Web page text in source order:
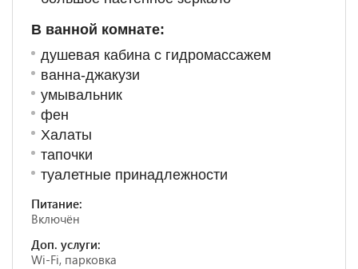
В ванной комнате:
душевая кабина с гидромассажем
ванна-джакузи
умывальник
фен
Халаты
тапочки
туалетные принадлежности
Питание:
Включён
Доп. услуги:
Wi-Fi, парковка